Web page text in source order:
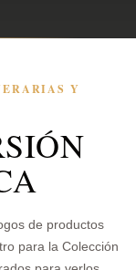
Y
de productos
para la Colección